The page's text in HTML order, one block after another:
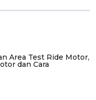
Area Test Ride Motor,
dan Cara